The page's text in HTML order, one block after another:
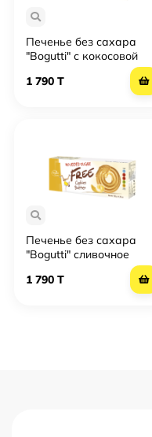
Печенье без сахара
"Bogutti" с кокосовой
1 790 T
Печенье без сахара
"Bogutti" сливочное
1 790 T